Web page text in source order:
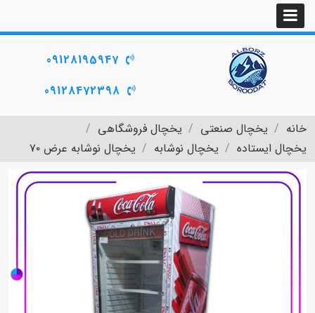
09128195947
09128472398
خانه یخچال صنعتی
یخچال فروشگاهی
یخچال ایستاده
یخچال نوشابه یخچال نوشابه عرض ۷۰